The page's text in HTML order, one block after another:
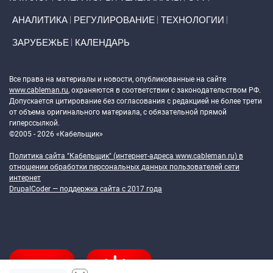
АНАЛИТИКА РЕГУЛИРОВАНИЕ ТЕХНОЛОГИИ
ЗАРУБЕЖЬЕ КАЛЕНДАРЬ
Все права на материалы и новости, опубликованные на сайте
www.cableman.ru, охраняются в соответствии с законодательством РФ.
Допускается цитирование без согласования с редакцией не более трети
от объема оригинального материала, с обязательной прямой
гиперссылкой.
©2005 - 2026 «Кабельщик»
Политика сайта "Кабельщик" (интернет-адреса www.cableman.ru) в
отношении обработки персональных данных пользователей сети
интернет
DrupalCoder — поддержка сайта c 2017 года